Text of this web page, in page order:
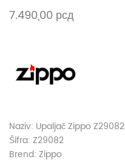
7.490,00 рсд
Naziv: Upaljač Zippo Z29082
Šifra: Z29082
Brend: Zippo